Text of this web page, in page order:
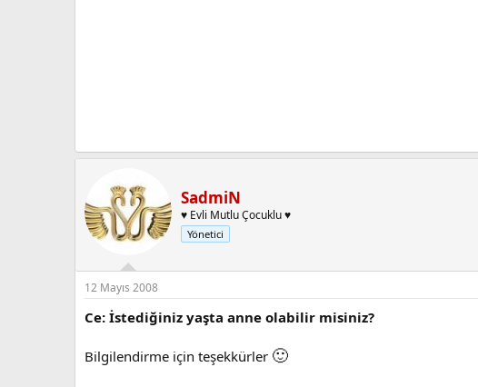
SadmiN
♥ Evli Mutlu Çocuklu ♥
Yönetici
12 Mayıs 2008
Ce: İstediğiniz yaşta anne olabilir misiniz?
Bilgilendirme için teşekkürler 🙂